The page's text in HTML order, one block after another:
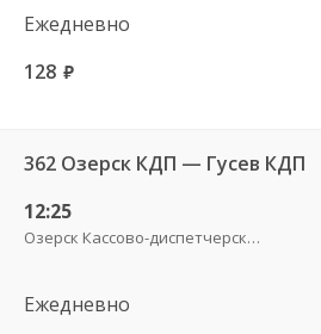
Ежедневно
128 руб.
362 Озерск КДП — Гусев КДП
12:25
Озерск Кассово-диспетчерский пункт
Ежедневно